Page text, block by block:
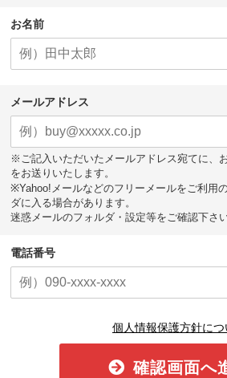
お名前
メールアドレス
※ご記入いただいたメールアドレス宛てに、
をお送りいたします。
※Yahoo!メールなどのフリーメールをご利用
ダに入る場合があります。
迷惑メールのフォルダ・設定等をご確認下さい
電話番号
個人情報保護方針につ
確認画面へ